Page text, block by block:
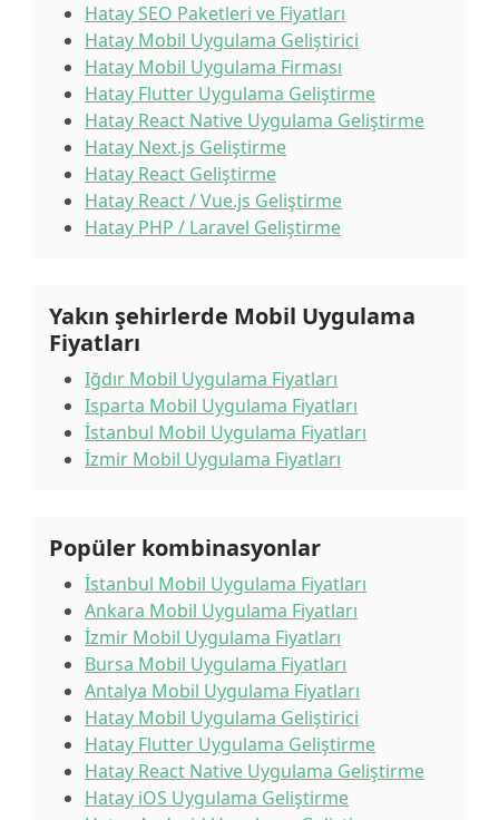
Hatay SEO Paketleri ve Fiyatları
Hatay Mobil Uygulama Geliştirici
Hatay Mobil Uygulama Firması
Hatay Flutter Uygulama Geliştirme
Hatay React Native Uygulama Geliştirme
Hatay Next.js Geliştirme
Hatay React Geliştirme
Hatay React / Vue.js Geliştirme
Hatay PHP / Laravel Geliştirme
Yakın şehirlerde Mobil Uygulama
Fiyatları
Iğdır Mobil Uygulama Fiyatları
Isparta Mobil Uygulama Fiyatları
İstanbul Mobil Uygulama Fiyatları
İzmir Mobil Uygulama Fiyatları
Popüler kombinasyonlar
İstanbul Mobil Uygulama Fiyatları
Ankara Mobil Uygulama Fiyatları
İzmir Mobil Uygulama Fiyatları
Bursa Mobil Uygulama Fiyatları
Antalya Mobil Uygulama Fiyatları
Hatay Mobil Uygulama Geliştirici
Hatay Flutter Uygulama Geliştirme
Hatay React Native Uygulama Geliştirme
Hatay iOS Uygulama Geliştirme